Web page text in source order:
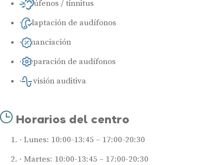
Acúfenos / tinnitus
Adaptación de audífonos
Financiación
Reparación de audífonos
Revisión auditiva
Horarios del centro
Lunes: 10:00-13:45 – 17:00-20:30
Martes: 10:00-13:45 – 17:00-20:30